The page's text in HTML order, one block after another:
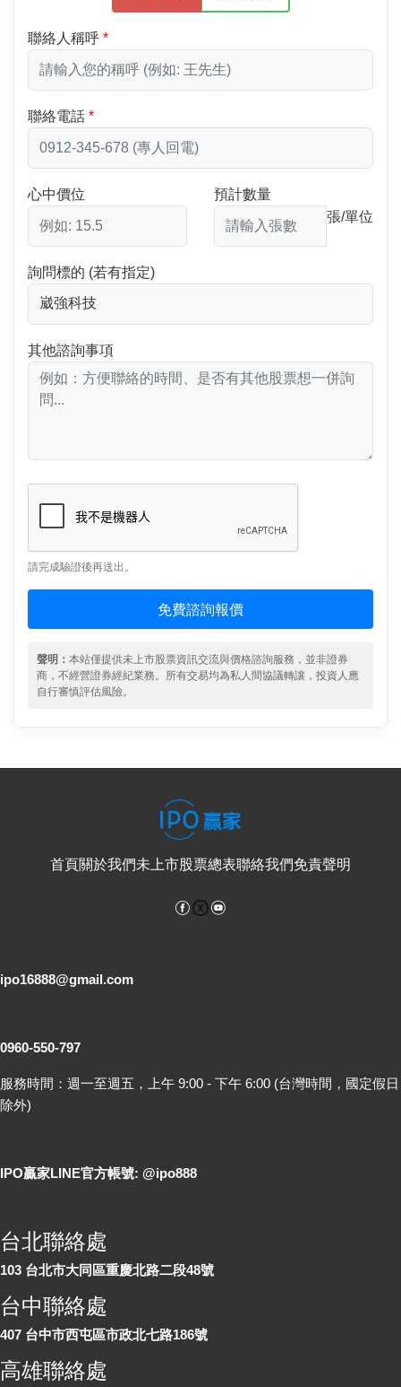
聯絡人稱呼
聯絡電話
心中價位
預計數量
張/單位
詢問標的 (若有指定)
其他諮詢事項
請完成驗證後再送出。
免費諮詢報價
聲明： 本站僅提供未上市股票資訊交流與價格諮詢服務，並非證券
商，不經營證券經紀業務。所有交易均為私人間協議轉讓，投資人應
自行審慎評估風險。
首頁關於我們未上市股票總表聯絡我們免責聲明
Facebook
ipo16888@gmail.com
0960-550-797
服務時間：週一至週五，上午 9:00 - 下午 6:00 (台灣時間，國定假日
除外)
IPO贏家LINE官方帳號: @ipo888
台北聯絡處
103 台北市大同區重慶北路二段48號
台中聯絡處
407 台中市西屯區市政北七路186號
高雄聯絡處